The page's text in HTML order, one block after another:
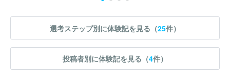
選考ステップ別に体験記を見る（25件）
投稿者別に体験記を見る（4件）